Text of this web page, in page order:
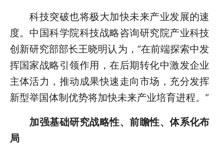
科技突破也将极大加快未来产业发展的速
度。中国科学院科技战略咨询研究院产业科技
创新研究部部长王晓明认为，“在前端探索中发
挥国家战略引领作用，在后期转化中激发企业
主体活力，推动成果快速走向市场，充分发挥
新型举国体制优势将加快未来产业培育进程。”
加强基础研究战略性、前瞻性、体系化布
局